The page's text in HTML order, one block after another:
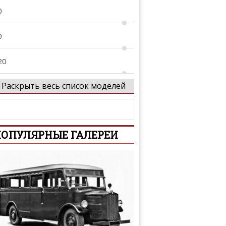
Allroad
Раскрыть весь список моделей
ГАЛЕРЕИ